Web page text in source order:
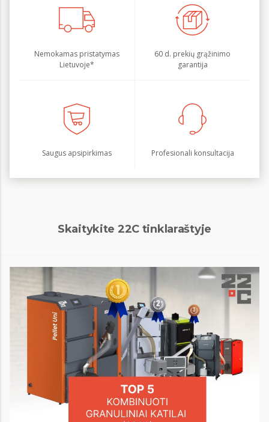
Nemokamas pristatymas
Lietuvoje*
60 d. prekių grąžinimo
garantija
Saugus apsipirkimas Profesionali konsultacija
Skaitykite 22C tinklaraštyje